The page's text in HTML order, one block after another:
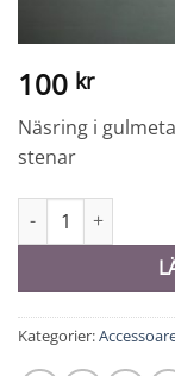
100 kr
Näsring i
stenar
Näsring - 10179
Kategorier: